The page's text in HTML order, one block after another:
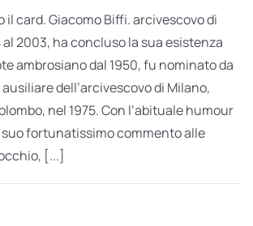
il card. Giacomo Biffi. arcivescovo di
al 2003, ha concluso la sua esistenza
ambrosiano dal 1950, fu nominato da
dell’arcivescovo di Milano,
nel 1975. Con l’abituale humour
fortunatissimo commento alle
[...]